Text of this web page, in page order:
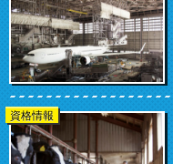
資格情報